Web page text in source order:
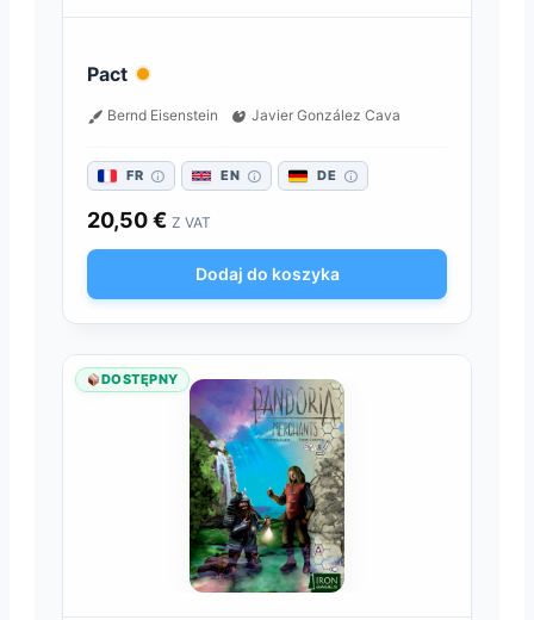
Pact
Bernd Eisenstein Javier González Cava
FR EN DE
20,50€ Z VAT
Dodaj do koszyka
DOSTĘPNY